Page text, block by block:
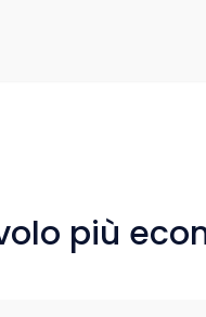
più